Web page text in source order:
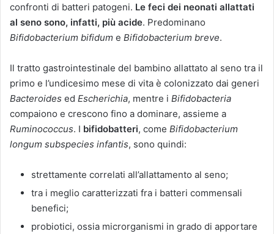
confronti di batteri patogeni. Le feci dei neonati allattati
al seno sono, infatti, più acide. Predominano
Bifidobacterium bifidum e Bifidobacterium breve.
Il tratto gastrointestinale del bambino allattato al seno tra il
primo e l’undicesimo mese di vita è colonizzato dai generi
Bacteroides ed Escherichia, mentre i Bifidobacteria
compaiono e crescono fino a dominare, assieme a
Ruminococcus. I bifidobatteri, come Bifidobacterium
longum subspecies infantis, sono quindi:
strettamente correlati all’allattamento al seno;
tra i meglio caratterizzati fra i batteri commensali
benefici;
probiotici, ossia microrganismi in grado di apportare